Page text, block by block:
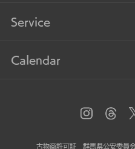
Service
Calendar
古物商許可証 群馬県公安委